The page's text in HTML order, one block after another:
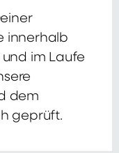
innerhalb
im Laufe
dem
geprüft.